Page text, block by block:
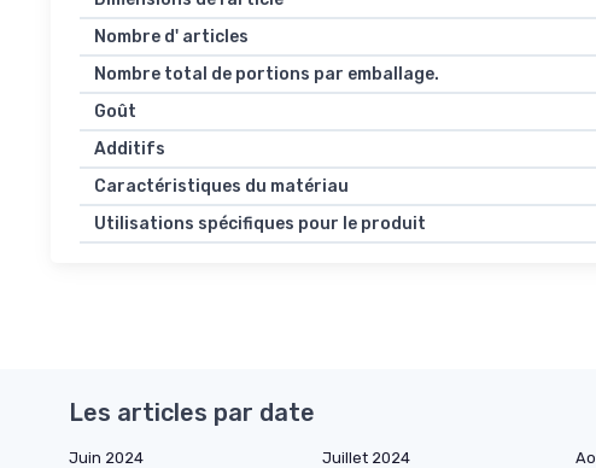
Nombre d' articles
Nombre total de portions par emballage.
Goût
Additifs
Caractéristiques du matériau
Utilisations spécifiques pour le produit
Les articles par date
Juin 2024 Juillet 2024